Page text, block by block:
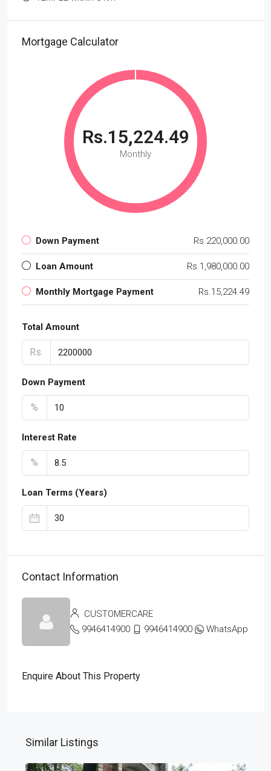
Mortgage Calculator
Rs.15,224.49
Monthly
Down Payment Rs.220,000.00
Loan Amount Rs.1,980,000.00
Monthly Mortgage Payment Rs.15,224.49
Total Amount
Rs.
Down Payment
%
Interest Rate
%
Loan Terms (Years)
Contact Information
CUSTOMERCARE
9946414900
9946414900 WhatsApp
Enquire About This Property
Similar Listings